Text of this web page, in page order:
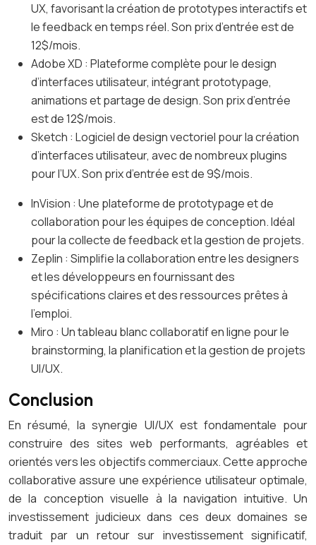
UX, favorisant la création de prototypes interactifs et
le feedback en temps réel. Son prix d’entrée est de
12$/mois.
Adobe XD : Plateforme complète pour le design
d’interfaces utilisateur, intégrant prototypage,
animations et partage de design. Son prix d’entrée
est de 12$/mois.
Sketch : Logiciel de design vectoriel pour la création
d’interfaces utilisateur, avec de nombreux plugins
pour l’UX. Son prix d’entrée est de 9$/mois.
InVision : Une plateforme de prototypage et de
collaboration pour les équipes de conception. Idéal
pour la collecte de feedback et la gestion de projets.
Zeplin : Simplifie la collaboration entre les designers
et les développeurs en fournissant des
spécifications claires et des ressources prêtes à
l’emploi.
Miro : Un tableau blanc collaboratif en ligne pour le
brainstorming, la planification et la gestion de projets
UI/UX.
Conclusion
En résumé, la synergie UI/UX est fondamentale pour
construire des sites web performants, agréables et
orientés vers les objectifs commerciaux. Cette approche
collaborative assure une expérience utilisateur optimale,
de la conception visuelle à la navigation intuitive. Un
investissement judicieux dans ces deux domaines se
traduit par un retour sur investissement significatif,